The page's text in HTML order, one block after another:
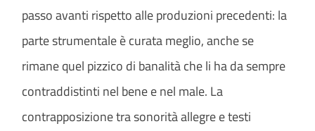
passo avanti rispetto alle produzioni precedenti: la
parte strumentale è curata meglio, anche se
rimane quel pizzico di banalità che li ha da sempre
contraddistinti nel bene e nel male. La
contrapposizione tra sonorità allegre e testi